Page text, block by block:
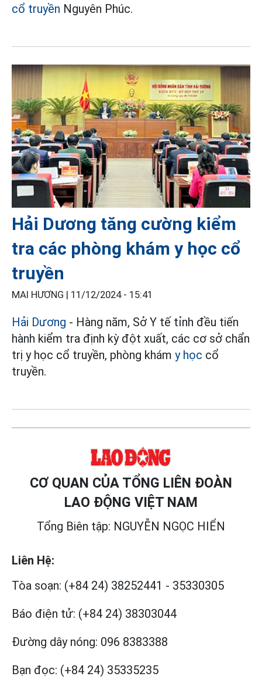
cổ truyền Nguyên Phúc.
Hải Dương tăng cường kiểm
tra các phòng khám y học cổ
truyền
MAI HƯƠNG | 11/12/2024 - 15:41
Hải Dương - Hàng năm, Sở Y tế tỉnh đều tiến
hành kiểm tra định kỳ đột xuất, các cơ sở chẩn
trị y học cổ truyền, phòng khám y học cổ
truyền.
CƠ QUAN CỦA TỔNG LIÊN ĐOÀN
LAO ĐỘNG VIỆT NAM
Tổng Biên tập: NGUYỄN NGỌC HIỂN
Liên Hệ:
Tòa soạn: (+84 24) 38252441 - 35330305
Báo điện tử: (+84 24) 38303044
Đường dây nóng: 096 8383388
Bạn đọc: (+84 24) 35335235